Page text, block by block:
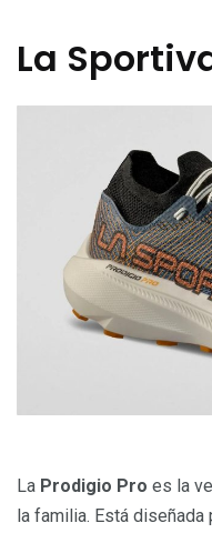
La
La Prodigio Pro es la
la familia. Está diseñada